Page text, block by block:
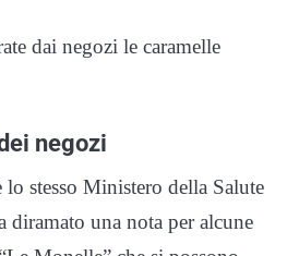
dai negozi le caramelle
negozi
lo stesso Ministero della Salute
diramato una nota per alcune